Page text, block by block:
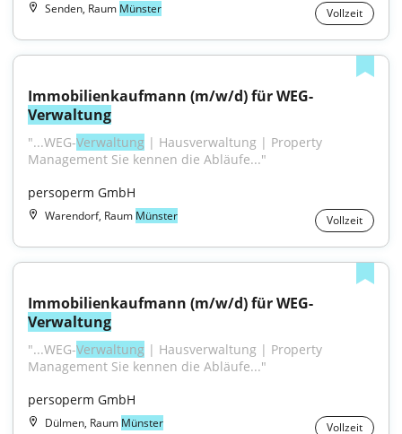
Senden, Raum Münster Vollzeit
Immobilienkaufmann (m/w/d) für WEG-
Verwaltung
"...WEG-Verwaltung | Hausverwaltung | Property
Management Sie kennen die Abläufe..."
persoperm GmbH
Warendorf, Raum Münster Vollzeit
Immobilienkaufmann (m/w/d) für WEG-
Verwaltung
"...WEG-Verwaltung | Hausverwaltung | Property
Management Sie kennen die Abläufe..."
persoperm GmbH
Dülmen, Raum Münster Vollzeit